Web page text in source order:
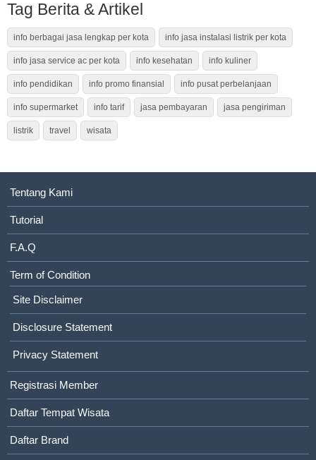
Tag Berita & Artikel
info berbagai jasa lengkap per kota info jasa instalasi listrik per kota
info jasa service ac per kota info kesehatan info kuliner
info pendidikan info promo finansial info pusat perbelanjaan
info supermarket info tarif jasa pembayaran jasa pengiriman
listrik travel wisata
Tentang Kami
Tutorial
F.A.Q
Term of Condition
Site Disclaimer
Disclosure Statement
Privacy Statement
Registrasi Member
Daftar Tempat Wisata
Daftar Brand